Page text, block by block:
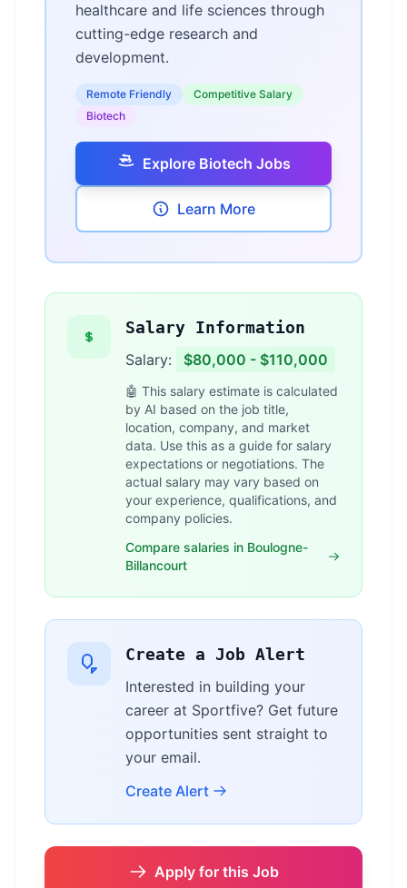
healthcare and life sciences through
cutting-edge research and
development.
Remote Friendly
Competitive Salary
Biotech
Explore Biotech Jobs
Learn More
Salary Information
Salary: $80,000 - $110,000
🤖 This salary estimate is calculated
by AI based on the job title,
location, company, and market
data. Use this as a guide for salary
expectations or negotiations. The
actual salary may vary based on
your experience, qualifications, and
company policies.
Compare salaries in Boulogne-
Billancourt
Create a Job Alert
Interested in building your
career at Sportfive? Get future
opportunities sent straight to
your email.
Create Alert
Apply for this Job